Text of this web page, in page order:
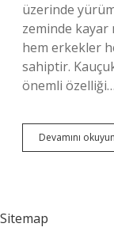
üzerinde
zeminde kayar
hem erkekler
sahiptir.
önemli özelliği…
Devamını okuyun
Sitemap